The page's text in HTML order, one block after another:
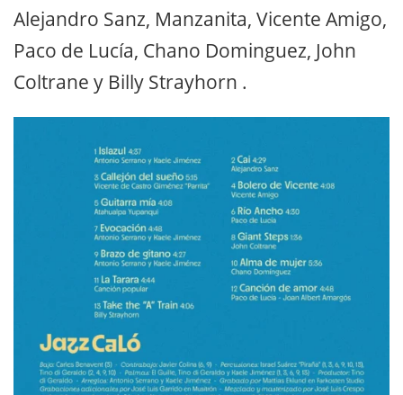
Alejandro Sanz, Manzanita, Vicente Amigo,
Paco de Lucía, Chano Dominguez, John
Coltrane y Billy Strayhorn .